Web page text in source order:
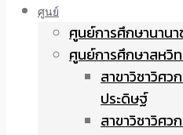
ศูนย์
ศูนย์การศึกษานาน
ศูนย์การศึกษาสหวิ
สาขาวิชาวิศ
ประดิษฐ์
สาขาวิชาวิศว